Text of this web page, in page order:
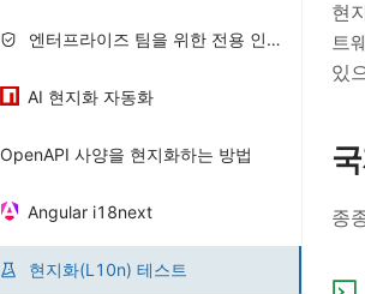
엔터프라이즈 팀을 위한 전용 인스턴스
AI 현지화 자동화
OpenAPI 사양을 현지화하는 방법
Angular i18next
현지화(L10n) 테스트
현
트
있
종